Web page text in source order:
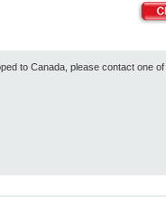
to Canada, please contact one